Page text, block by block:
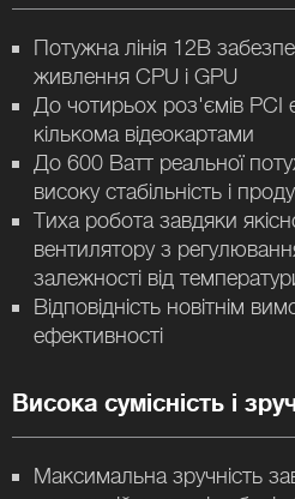
Потужна лінія 12В
живлення CPU і GPU
До чотирьох роз'ємів PCI
кількома відеокартами
До 600 Ватт реальної
високу стабільність і
Тиха робота завдяки
вентилятору з
залежності від
Відповідність новітнім
ефективності
Висока сумісність і
Максимальна зручність